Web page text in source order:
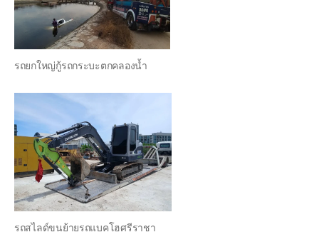
รถยกใหญ่กู้รถกระบะตกคลองน้ำ
รถสไลด์ขนย้ายรถแบคโฮศรีราชา